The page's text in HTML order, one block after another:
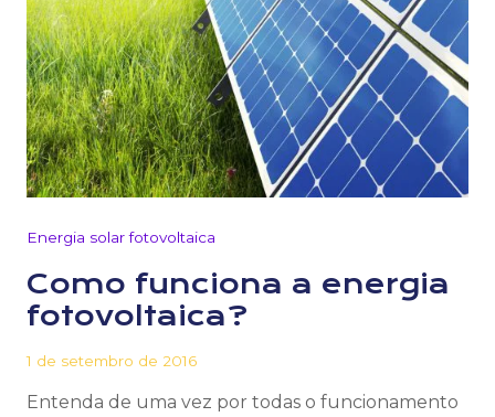
Energia solar fotovoltaica
Como funciona a energia
fotovoltaica?
1 de setembro de 2016
Entenda de uma vez por todas o funcionamento